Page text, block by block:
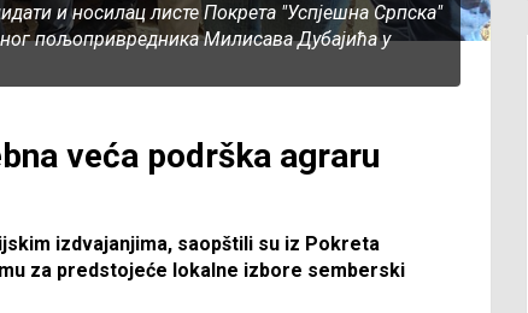
и носилац листе Покрета "Успјешна Српска"
пољопривредника Милисава Дубајића у
veća podrška agraru
izdvajanjima, saopštili su iz Pokreta
za predstojeće lokalne izbore semberski